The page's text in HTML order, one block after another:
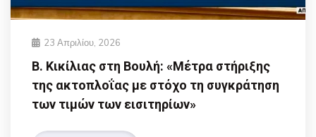
23 Απριλίου, 2026
Β. Κικίλιας στη Βουλή: «Μέτρα στήριξης
της ακτοπλοΐας με στόχο τη συγκράτηση
των τιμών των εισιτηρίων»